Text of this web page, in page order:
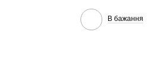
В бажання